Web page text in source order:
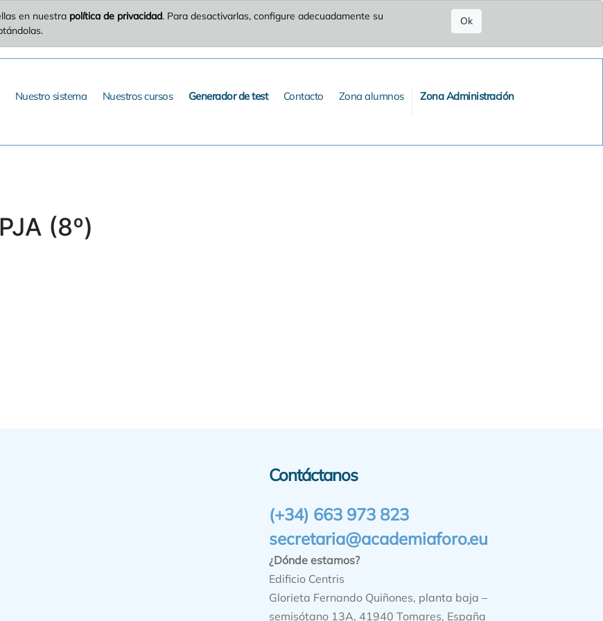
en nuestra política de privacidad. Para desactivarlas, configure adecuadamente su
Ok
Nuestro sistema Nuestros cursos Generador de test Contacto Zona alumnos Zona Administración
(8º)
Contáctanos
(+34) 663 973 823
secretaria@academiaforo.eu
¿Dónde estamos?
Edificio Centris
Glorieta Fernando Quiñones, planta baja –
semisótano 13A, 41940 Tomares, España